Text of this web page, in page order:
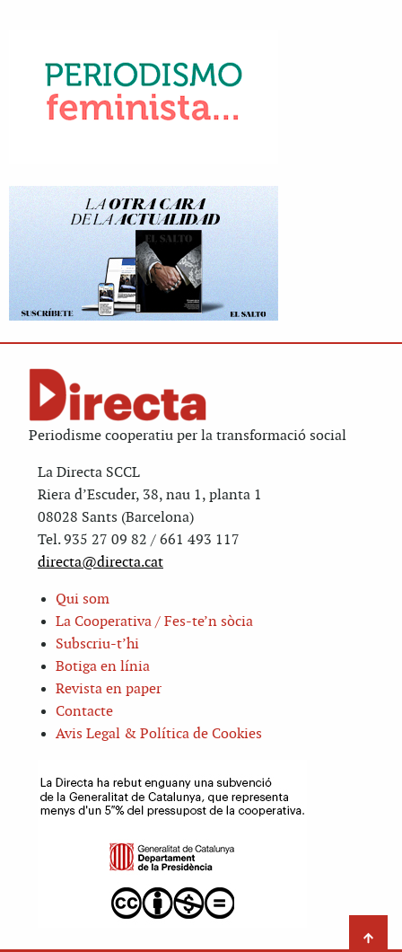
Periodisme cooperatiu per la transformació social
La Directa SCCL
Riera d’Escuder, 38, nau 1, planta 1
08028 Sants (Barcelona)
Tel. 935 27 09 82 / 661 493 117
directa@directa.cat
Qui som
La Cooperativa / Fes-te’n sòcia
Subscriu-t’hi
Botiga en línia
Revista en paper
Contacte
Avis Legal & Política de Cookies